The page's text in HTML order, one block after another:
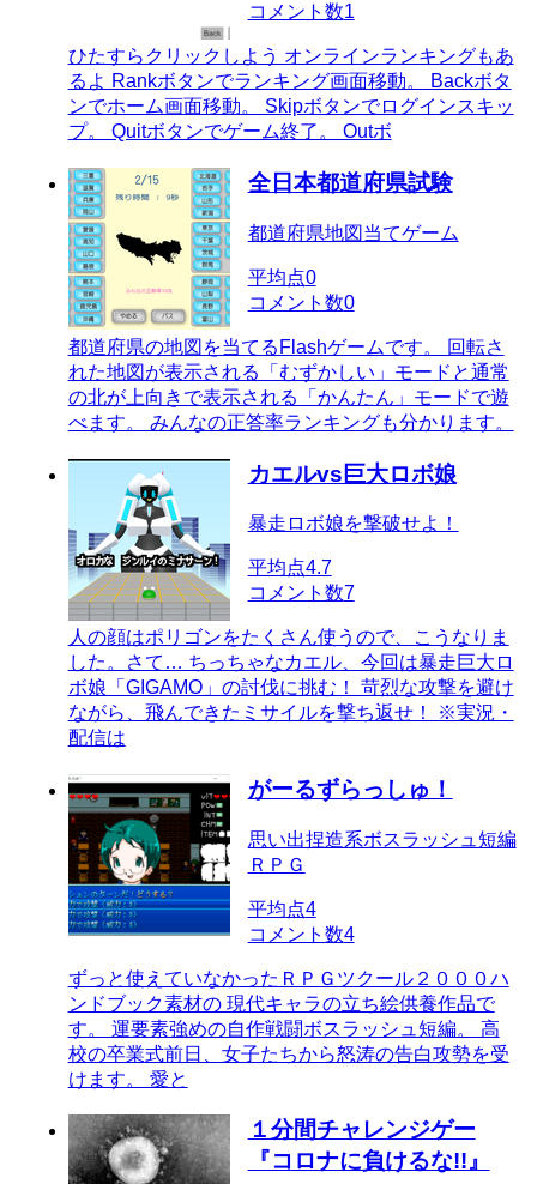
コメント数1
ひたすらクリックしよう オンラインランキングもあ
るよ Rankボタンでランキング画面移動。 Backボタ
ンでホーム画面移動。 Skipボタンでログインスキッ
プ。 Quitボタンでゲーム終了。 Outボ
全日本都道府県試験
都道府県地図当てゲーム
平均点0
コメント数0
都道府県の地図を当てるFlashゲームです。 回転さ
れた地図が表示される「むずかしい」モードと通常
の北が上向きで表示される「かんたん」モードで遊
べます。 みんなの正答率ランキングも分かります。
カエルvs巨大ロボ娘
暴走ロボ娘を撃破せよ！
平均点4.7
コメント数7
人の顔はポリゴンをたくさん使うので、こうなりま
した。さて… ちっちゃなカエル、今回は暴走巨大ロ
ボ娘「GIGAMO」の討伐に挑む！ 苛烈な攻撃を避け
ながら、飛んできたミサイルを撃ち返せ！ ※実況・
配信は
がーるずらっしゅ！
思い出捏造系ボスラッシュ短編
ＲＰＧ
平均点4
コメント数4
ずっと使えていなかったＲＰＧツクール２０００ハ
ンドブック素材の 現代キャラの立ち絵供養作品で
す。 運要素強めの自作戦闘ボスラッシュ短編。 高
校の卒業式前日、女子たちから怒涛の告白攻勢を受
けます。 愛と
１分間チャレンジゲー
『コロナに負けるな!!』